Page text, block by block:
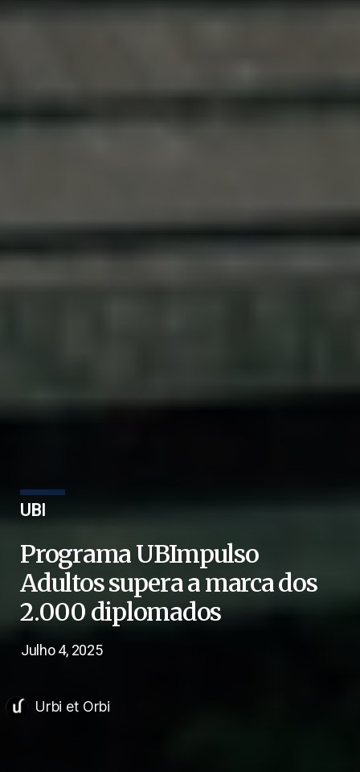
UBI
Programa UBImpulso
Adultos supera a marca dos
2.000 diplomados
Julho 4, 2025
Urbi et Orbi